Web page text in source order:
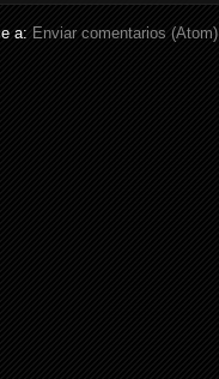
a: Enviar comentarios (Atom)